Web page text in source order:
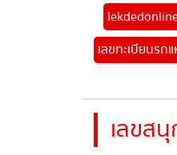
lekdedonline
เลขทะเบียนรถ
เลขส